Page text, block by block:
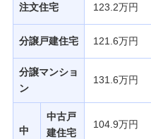
注文住宅 123.2万円
分譲戸建住宅 121.6万円
分譲マンショ
ン
131.6万円
中
中古戸
建住宅
104.9万円